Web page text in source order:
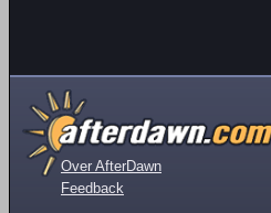
Over AfterDawn
Feedback